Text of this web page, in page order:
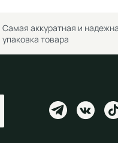
Самая аккуратная и
упаковка товара